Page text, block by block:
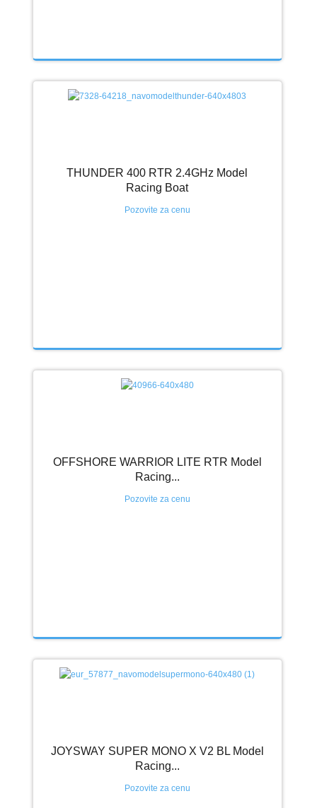
THUNDER 400 RTR 2.4GHz Model
Racing Boat
Pozovite za cenu
OFFSHORE WARRIOR LITE RTR Model
Racing...
Pozovite za cenu
JOYSWAY SUPER MONO X V2 BL Model
Racing...
Pozovite za cenu